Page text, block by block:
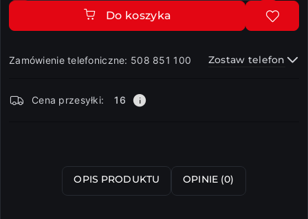
Do koszyka
Zamówienie telefoniczne: 508 851 100 Zostaw telefon
i
Cena przesyłki: 16
OPIS PRODUKTU OPINIE (0)